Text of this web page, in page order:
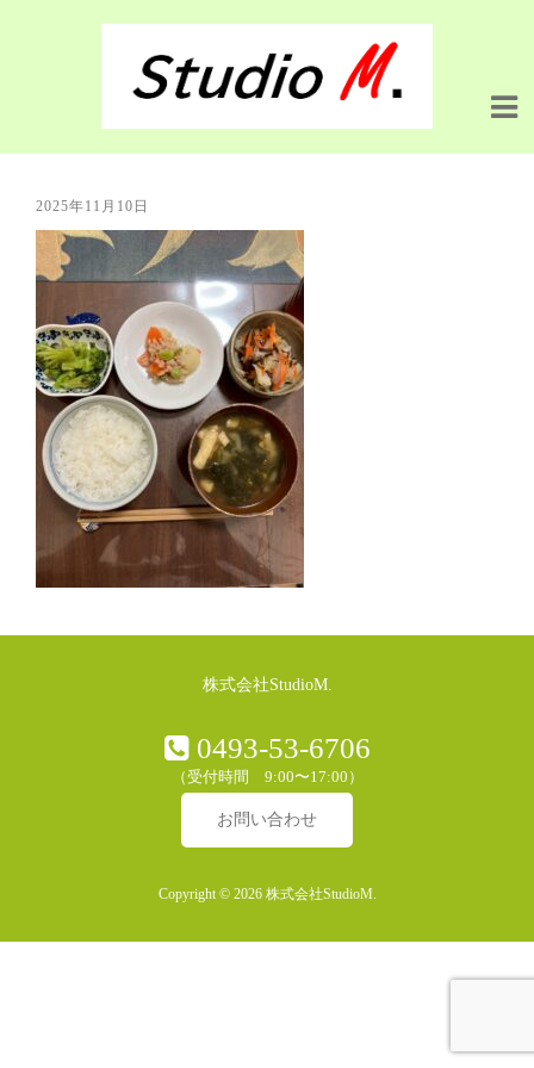
2025年11月10日
株式会社StudioM.
0493-53-6706
（受付時間 9:00〜17:00）
お問い合わせ
Copyright © 2026 株式会社StudioM.